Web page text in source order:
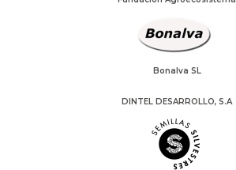
Bonalva SL
DINTEL DESARROLLO, S.A